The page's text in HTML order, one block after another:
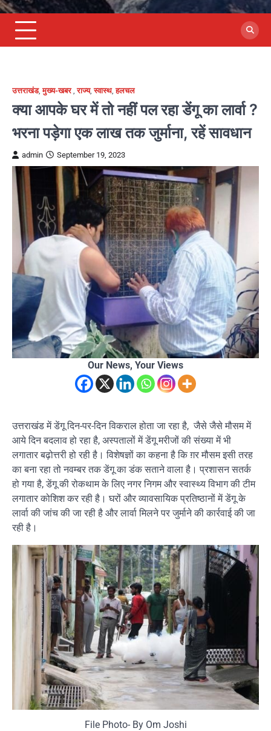
उत्तराखंड,मुख्य-खबर,राज्य,स्वास्थ,हलचल
क्या आपके घर में तो नहीं पल रहा डेंगू का लार्वा ?
भरना पड़ेगा एक लाख तक जुर्माना, रहें सावधान
admin September 19, 2023
Our News, Your Views
उत्तराखंड में डेंगू दिन-पर-दिन विकराल होता जा रहा है, जैसे जैसे मौसम में
आये दिन बदलाव हो रहा है, अस्पतालों में डेंगू मरीजों की संख्या में भी
लगातार बढ़ोत्तरी हो रही है। विशेषज्ञों का कहना है कि ग़र मौसम इसी तरह
का बना रहा तो नवम्बर तक डेंगू का डंक सताने वाला है। प्रशासन सतर्क
हो गया है, डेंगू की रोकथाम के लिए नगर निगम और स्वास्थ्य विभाग की टीम
लगातार कोशिश कर रही है। घरों और व्यावसायिक प्रतिष्ठानों में डेंगू के
लार्वा की जांच की जा रही है और लार्वा मिलने पर जुर्माने की कार्रवाई की जा
रही है।
File Photo- By Om Joshi